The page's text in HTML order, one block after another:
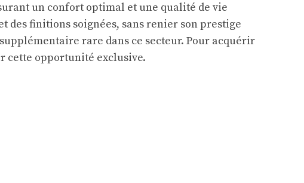
un confort optimal et une qualité de vie
des finitions soignées, sans renier son prestige
rare dans ce secteur. Pour acquérir
cette opportunité exclusive.